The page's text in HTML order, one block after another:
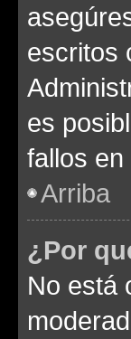
escritos
es
fallos
Arriba
¿Por
No está